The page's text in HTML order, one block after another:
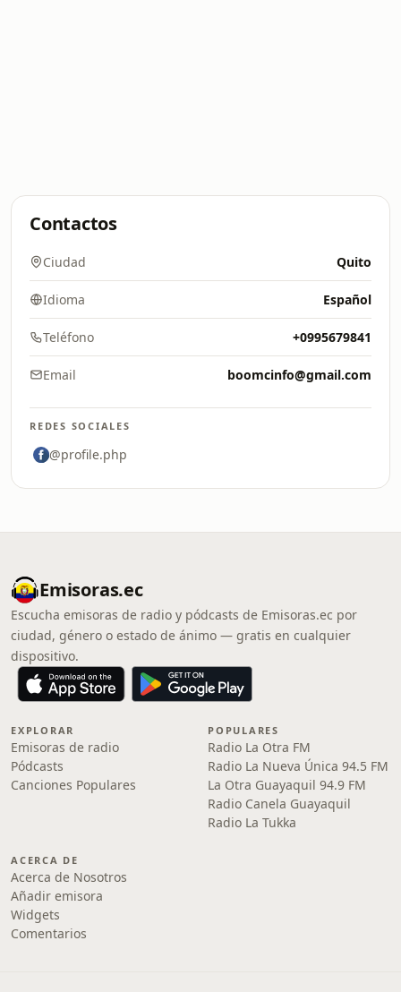
Contactos
Ciudad Quito
Idioma Español
Teléfono +0995679841
Email boomcinfo@gmail.com
REDES SOCIALES
@profile.php
Emisoras.ec
Escucha emisoras de radio y pódcasts de Emisoras.ec por
ciudad, género o estado de ánimo — gratis en cualquier
dispositivo.
EXPLORAR
Emisoras de radio
Pódcasts
Canciones Populares
POPULARES
Radio La Otra FM
Radio La Nueva Única 94.5 FM
La Otra Guayaquil 94.9 FM
Radio Canela Guayaquil
Radio La Tukka
ACERCA DE
Acerca de Nosotros
Añadir emisora
Widgets
Comentarios